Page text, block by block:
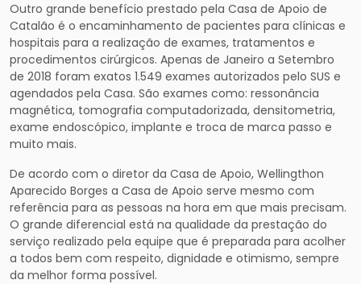
Outro grande benefício prestado pela Casa de Apoio de
Catalão é o encaminhamento de pacientes para clínicas e
hospitais para a realização de exames, tratamentos e
procedimentos cirúrgicos. Apenas de Janeiro a Setembro
de 2018 foram exatos 1.549 exames autorizados pelo SUS e
agendados pela Casa. São exames como: ressonância
magnética, tomografia computadorizada, densitometria,
exame endoscópico, implante e troca de marca passo e
muito mais.
De acordo com o diretor da Casa de Apoio, Wellingthon
Aparecido Borges a Casa de Apoio serve mesmo com
referência para as pessoas na hora em que mais precisam.
O grande diferencial está na qualidade da prestação do
serviço realizado pela equipe que é preparada para acolher
a todos bem com respeito, dignidade e otimismo, sempre
da melhor forma possível.